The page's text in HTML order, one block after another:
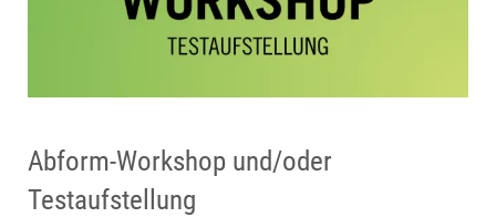
Abform-Workshop und/oder
Testaufstellung